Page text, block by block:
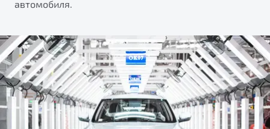
автомобиля.